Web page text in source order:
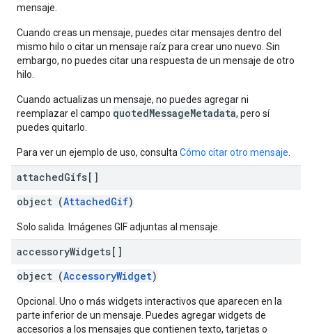
mensaje.
Cuando creas un mensaje, puedes citar mensajes dentro del
mismo hilo o citar un mensaje raíz para crear uno nuevo. Sin
embargo, no puedes citar una respuesta de un mensaje de otro
hilo.
Cuando actualizas un mensaje, no puedes agregar ni
reemplazar el campo quotedMessageMetadata, pero sí
puedes quitarlo.
Para ver un ejemplo de uso, consulta Cómo citar otro mensaje
attachedGifs[]
object (AttachedGif)
Solo salida. Imágenes GIF adjuntas al mensaje.
accessoryWidgets[]
object (AccessoryWidget)
Opcional. Uno o más widgets interactivos que aparecen en la
parte inferior de un mensaje. Puedes agregar widgets de
accesorios a los mensajes que contienen texto, tarjetas o